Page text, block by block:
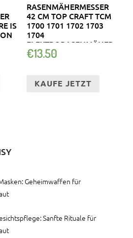
IS
RASENMÄHERMESSER
42 CM TOP CRAFT TCM
1700 1701 1702 1703
1704
ELEKTRORASENMÄHER
€13.50
KAUFE JETZT
Geheimwaffen für
Sanfte Rituale für